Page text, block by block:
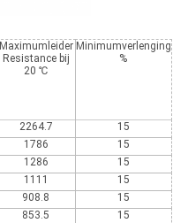
Maximumleider
Resistance bij
20 ℃
Minimumverlenging
%
2264.7
15
1786
15
1286
15
1111
15
908.8
15
853.5
15